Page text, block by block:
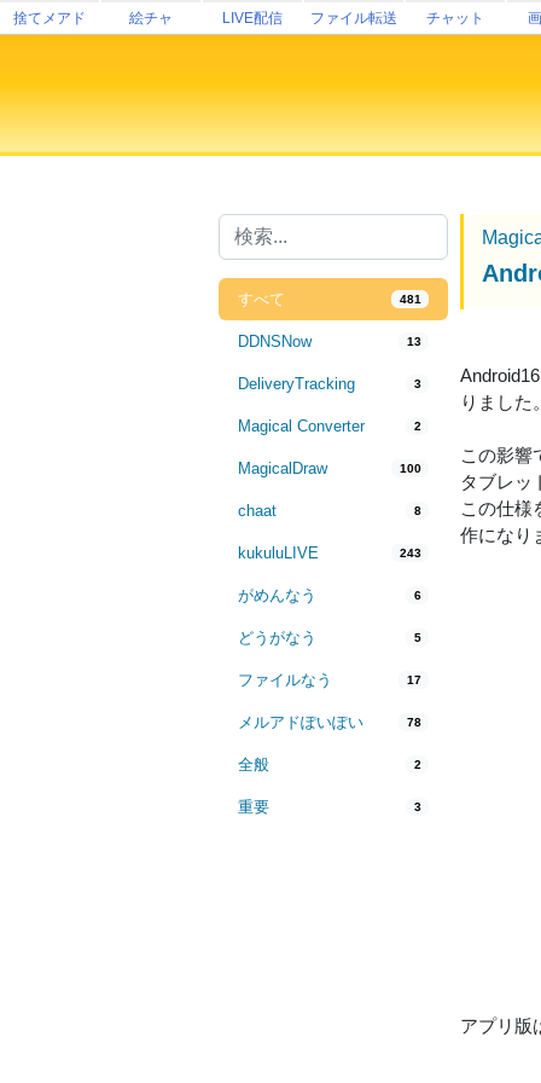
捨てメアド 絵チャ LIVE配信 ファイル転送 チャット
すべて 481
DDNSNow 13
DeliveryTracking 3
Magical Converter 2
MagicalDraw 100
chaat 8
kukuluLIVE 243
がめんなう 6
どうがなう 5
ファイルなう 17
メルアドぽいぽい 78
全般 2
重要 3
りました。
この影響
タブレッ
この仕様
作になり
アプリ版